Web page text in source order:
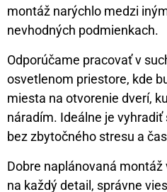
montáž narýchlo medzi
nevhodných podmienkach.
Odporúčame pracovať v
osvetlenom priestore, kde
miesta na otvorenie dverí,
náradím. Ideálne je
bez zbytočného stresu a
Dobre naplánovaná
na každý detail, správne